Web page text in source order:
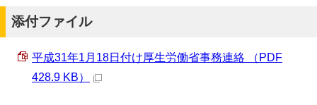
添付ファイル
平成31年1月18日付け厚生労働省事務連絡 （PDF
428.9 KB）